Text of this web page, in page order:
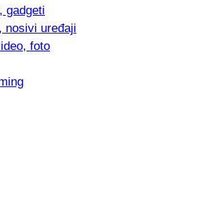
Goran Jović, fotograf -
gadgeti
nosivi uređaji
foto